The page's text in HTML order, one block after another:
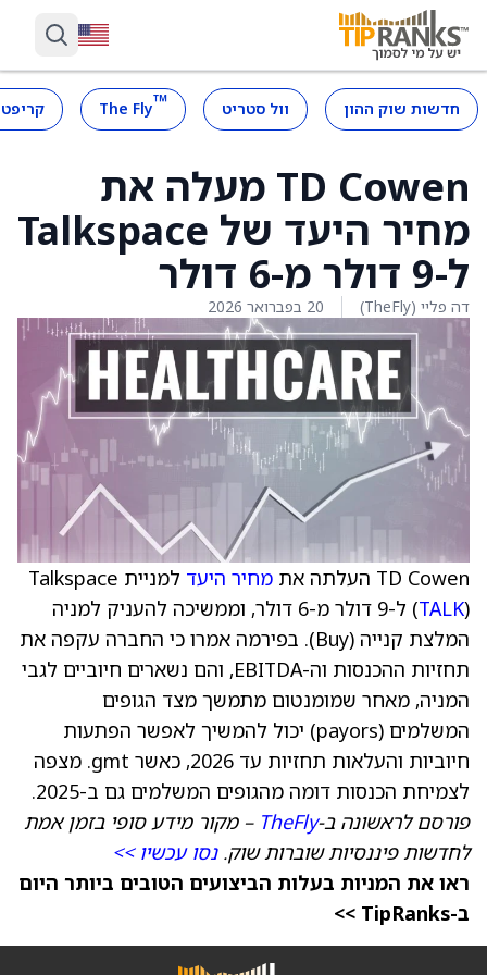
חדשות שוק ההון וול סטריט ™
The Fly
TD Cowen מעלה את
מחיר היעד של Talkspace
ל-9 דולר מ-6 דולר
דה פליי (TheFly) 20 בפברואר 2026
TD Cowen העלתה את מחיר היעד
למניית Talkspace
(TALK
) ל-9 דולר מ-6 דולר, וממשיכה להעניק למניה
המלצת קנייה (Buy). בפירמה אמרו כי החברה עקפה את
תחזיות ההכנסות וה-EBITDA, והם נשארים חיוביים לגבי
המניה, מאחר שמומנטום מתמשך מצד הגופים
המשלמים (payors) יכול להמשיך לאפשר הפתעות
חיוביות והעלאות תחזיות עד 2026, כאשר gmt. מצפה
לצמיחת הכנסות דומה מהגופים המשלמים גם ב-2025.
פורסם לראשונה ב-TheFly – מקור מידע סופי בזמן אמת
לחדשות פיננסיות שוברות שוק.נסו עכשיו >>
ראו את המניות בעלות הביצועים הטובים ביותר היום
ב-TipRanks >>